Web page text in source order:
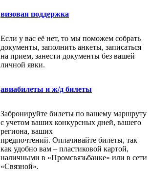
визовая поддержка
Если у вас её нет, то мы поможем собрать
документы, заполнить анкеты, записаться
на прием, занести документы без вашей
личной явки.
авиабилеты и ж/д билеты
Забронируйте билеты по вашему маршруту
с учетом ваших конкурсных дней, вашего
региона, ваших
предпочтений. Оплачивайте билеты, так
как удобно вам – пластиковой картой,
наличными в «Промсвязьбанке» или в сети
«Связной».